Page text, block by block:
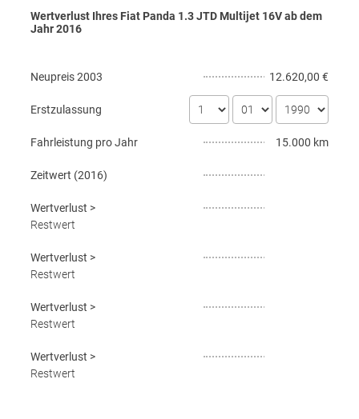
Wertverlust Ihres Fiat Panda 1.3 JTD Multijet 16V ab dem
Jahr2016
Neupreis2003 12.620,00 €
Erstzulassung
Fahrleistung pro Jahr 15.000 km
Zeitwert (2016)
Wertverlust >
Restwert
Wertverlust >
Restwert
Wertverlust >
Restwert
Wertverlust >
Restwert